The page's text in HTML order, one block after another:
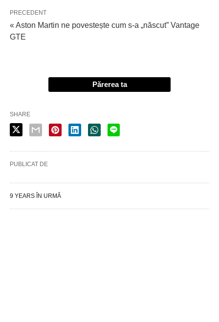
PRECEDENT
« Aston Martin ne povestește cum s-a „născut” Vantage
GTE
Părerea ta
SHARE
PUBLICAT DE
9 YEARS ÎN URMĂ